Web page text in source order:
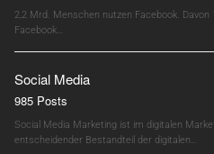
2,2 Mrd. Menschen nutzen Facebook.
Facebook…
Social Media
985 Posts
Social Media Marketing ist im digitalen
entscheidender Bestandteil der digitalen…